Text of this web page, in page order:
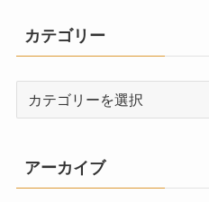
カテゴリー
リ
ー
アーカイブ